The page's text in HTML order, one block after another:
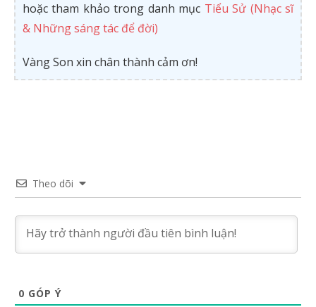
hoặc tham khảo trong danh mục Tiểu Sử (Nhạc sĩ
& Những sáng tác để đời)
Vàng Son xin chân thành cảm ơn!
Theo dõi
0 GÓP Ý